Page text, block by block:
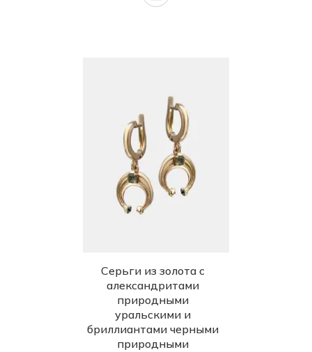
Серьги из золота с
александритами
природными
уральскими и
бриллиантами черными
природными